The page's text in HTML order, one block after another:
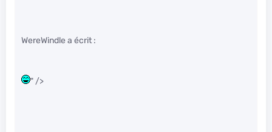
WereWindle a écrit :
" />